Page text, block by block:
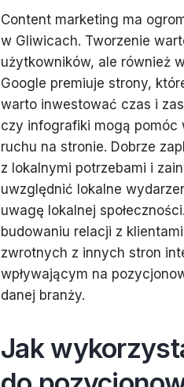
Content marketing ma
w Gliwicach. Tworzenie
użytkowników, ale również
Google premiuje strony,
warto inwestować czas i
czy infografiki mogą pomóc
ruchu na stronie. Dobrze
z lokalnymi potrzebami i
uwzględnić lokalne
uwagę lokalnej
budowaniu relacji z
zwrotnych z innych stron
wpływającym na
danej branży.
Jak